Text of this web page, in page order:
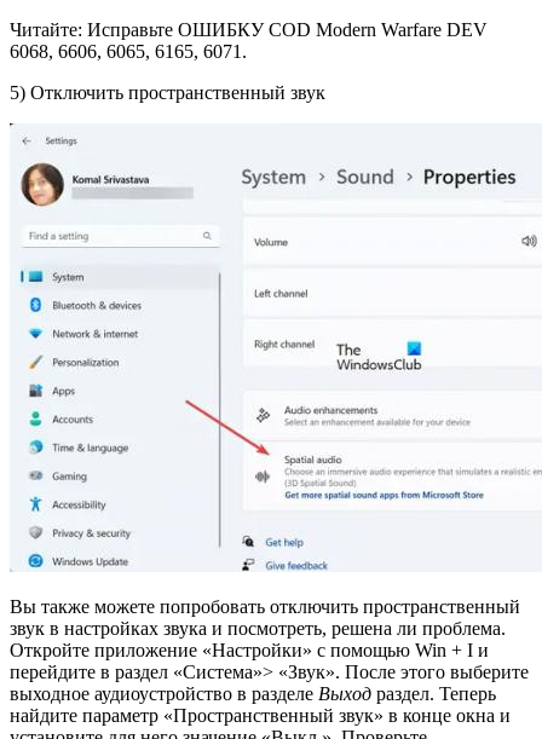
Читайте: Исправьте ОШИБКУ COD Modern Warfare DEV
6068, 6606, 6065, 6165, 6071.
5) Отключить пространственный звук
Вы также можете попробовать отключить пространственный
звук в настройках звука и посмотреть, решена ли проблема.
Откройте приложение «Настройки» с помощью Win + I и
перейдите в раздел «Система»> «Звук». После этого выберите
выходное аудиоустройство в разделе Выход раздел. Теперь
найдите параметр «Пространственный звук» в конце окна и